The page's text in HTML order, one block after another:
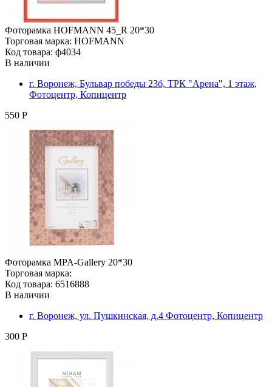
Фоторамка HOFMANN 45_R 20*30
Торговая марка: HOFMANN
Код товара: ф4034
В наличии
г. Воронеж, Бульвар победы 23б, ТРК "Арена", 1 этаж,
Фотоцентр, Копицентр
550 Р
Фоторамка MPA-Gallery 20*30
Торговая марка:
Код товара: 6516888
В наличии
г. Воронеж, ул. Пушкинская, д.4 Фотоцентр, Копицентр
300 Р